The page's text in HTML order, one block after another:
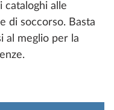
cataloghi alle
di soccorso. Basta
al meglio per la